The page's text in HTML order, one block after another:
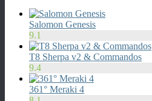
Salomon Genesis
9.1
T8 Sherpa v2 & Commandos
9.4
361° Meraki 4